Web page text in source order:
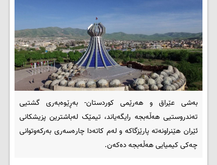
بەشی عێراق و هەرێمی کوردستان- بەڕێوەبەری گشتیی
تەندروستیی هەڵەبجە رایگەیاند، تیمێک لەباشترین پزیشکانی
ئێران هێنراونەتە پارێزگاکە و لەم کاتەدا چارەسەری بەرکەوتوانی
چەکی کیمیایی هەڵەبجە دەکەن.